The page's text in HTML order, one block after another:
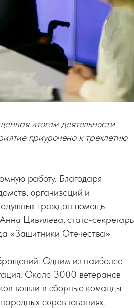
итогам деятельности
приурочено к трехлетию
работу. Благодаря
организаций и
граждан помощь
Цивилева, статс-секретарь
«Защитники Отечества»
Одним из наиболее
Около 3000 ветеранов
вошли в сборные команды
соревнованиях.